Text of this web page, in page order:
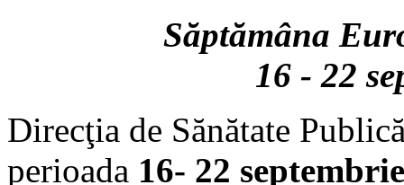
Săptămâna
16 - 22
Direcţia de Sănătate
perioada 16- 22